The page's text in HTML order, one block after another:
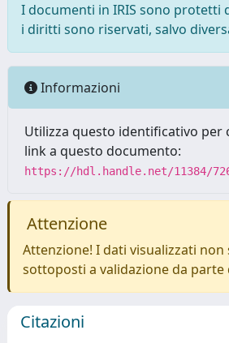
I documenti in IRIS sono protetti
i diritti sono riservati, salvo
Informazioni
Utilizza questo identificativo per
link a questo documento:
https://hdl.handle.net/11384/
Attenzione
Attenzione! I dati visualizzati non
sottoposti a validazione da parte
Citazioni